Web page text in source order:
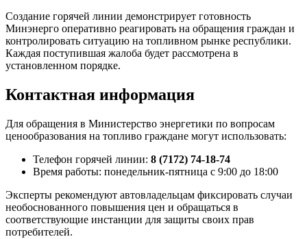
Создание горячей линии демонстрирует готовность
Минэнерго оперативно реагировать на обращения граждан и
контролировать ситуацию на топливном рынке республики.
Каждая поступившая жалоба будет рассмотрена в
установленном порядке.
Контактная информация
Для обращения в Министерство энергетики по вопросам
ценообразования на топливо граждане могут использовать:
Телефон горячей линии: 8 (7172) 74-18-74
Время работы: понедельник-пятница с 9:00 до 18:00
Эксперты рекомендуют автовладельцам фиксировать случаи
необоснованного повышения цен и обращаться в
соответствующие инстанции для защиты своих прав
потребителей.